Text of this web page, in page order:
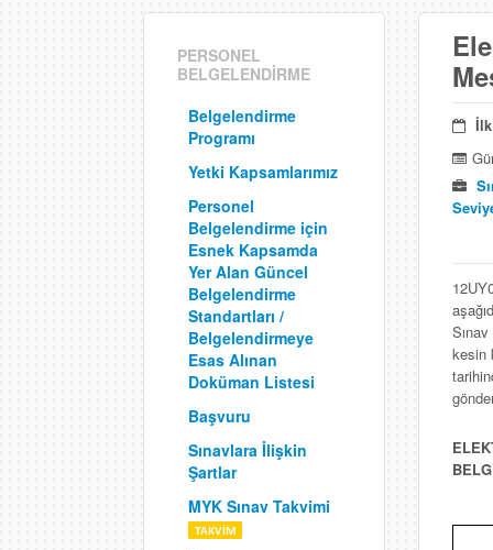
PERSONEL
BELGELENDİRME
Belgelendirme
Programı
Yetki Kapsamlarımız
Personel
Belgelendirme için
Esnek Kapsamda
Yer Alan Güncel
Belgelendirme
Standartları /
Belgelendirmeye
Esas Alınan
Doküman Listesi
Başvuru
Sınavlara İlişkin
Şartlar
MYK Sınav Takvimi
kesin